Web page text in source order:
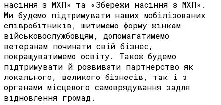
насіння з МХП» та «Збережи насіння з МХП».
Ми будемо підтримувати наших мобілізованих
співробітників, шитимемо форму жінкам-
військовослужбовцям, допомагатимемо
ветеранам починати свій бізнес,
покращуватимемо освіту. Також будемо
підтримувати й розвивати партнерство як
локального, великого бізнесів, так і з
органами місцевого самоврядування задля
відновлення громад.